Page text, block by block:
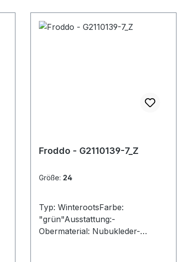
Froddo - G2110139-7_Z
Größe: 24
Typ: WinterootsFarbe:
"grün"Ausstattung:-
Obermaterial: Nubukleder-